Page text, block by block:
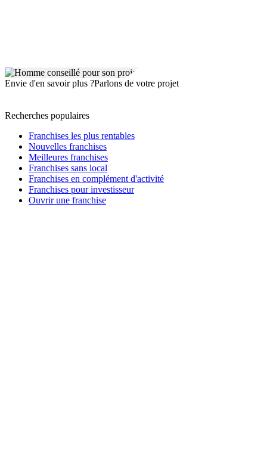
Envie d'en savoir plus ?Parlons de votre projet
Recherches populaires
Franchises les plus rentables
Nouvelles franchises
Meilleures franchises
Franchises sans local
Franchises en complément d'activité
Franchises pour investisseur
Ouvrir une franchise